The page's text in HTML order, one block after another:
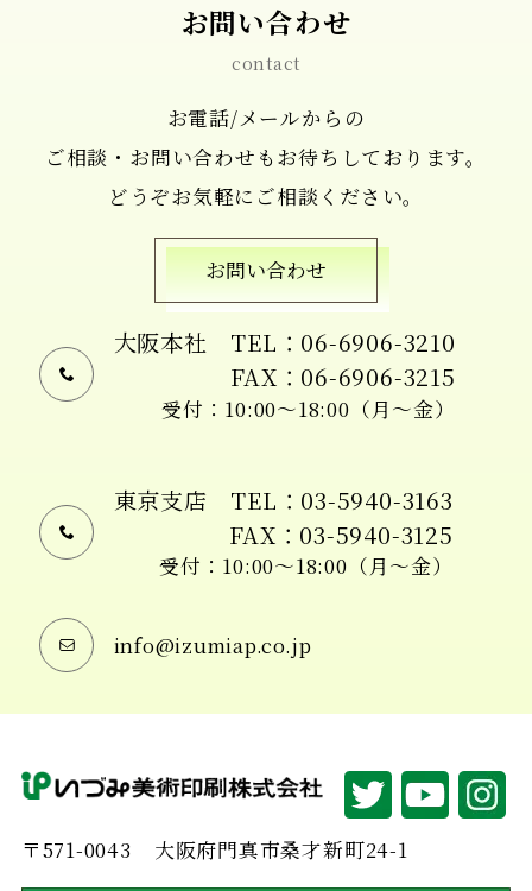
お問い合わせ
contact
お電話/メールからの
ご相談・お問い合わせもお待ちしております。
どうぞお気軽にご相談ください。
お問い合わせ
大阪本社 TEL：06-6906-3210
FAX：06-6906-3215
受付：10:00〜18:00（月〜金）
東京支店 TEL：03-5940-3163
FAX：03-5940-3125
受付：10:00〜18:00（月〜金）
info@izumiap.co.jp
〒571-0043 大阪府門真市桑才新町24-1